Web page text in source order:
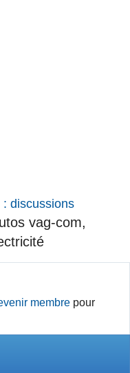
: discussions
vag-com,
membre pour